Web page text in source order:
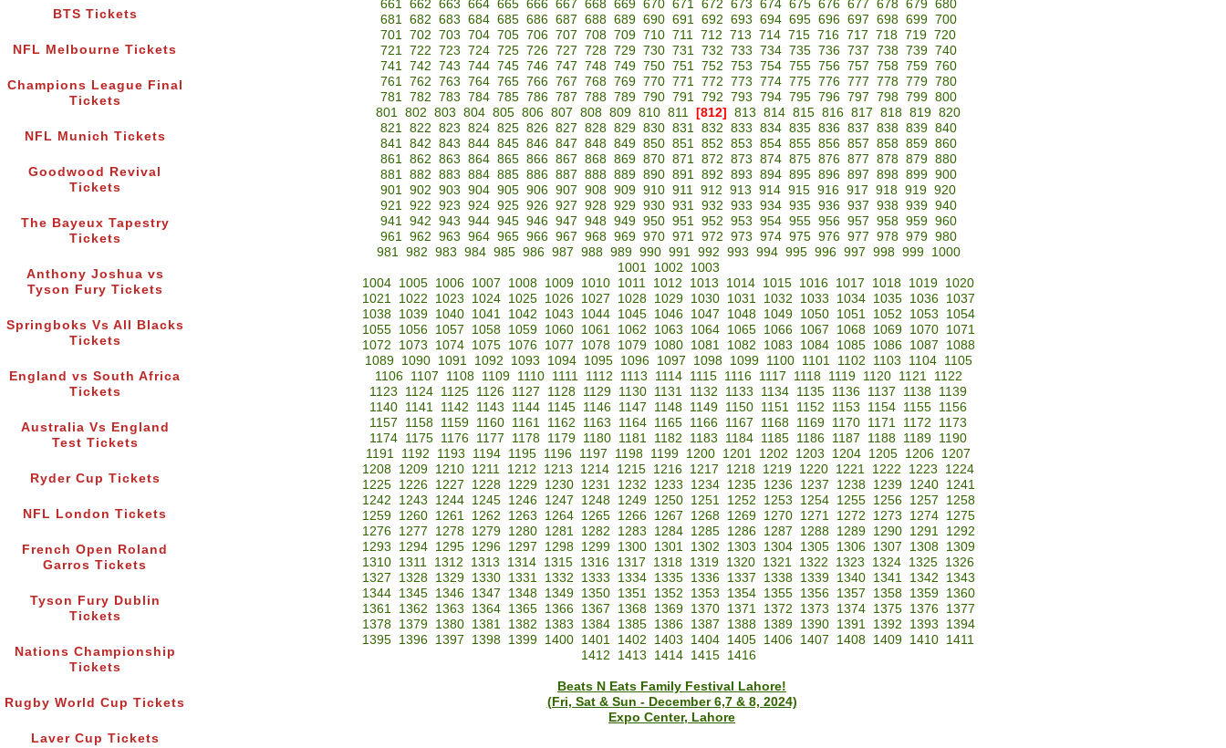
BTS Tickets
NFL Melbourne Tickets
Champions League Final
Tickets
NFL Munich Tickets
Goodwood Revival
Tickets
The Bayeux Tapestry
Tickets
Anthony Joshua vs
Tyson Fury Tickets
Springboks Vs All Blacks
Tickets
England vs South Africa
Tickets
Australia Vs England
Test Tickets
Ryder Cup Tickets
NFL London Tickets
French Open Roland
Garros Tickets
Tyson Fury Dublin
Tickets
Nations Championship
Tickets
Rugby World Cup Tickets
Laver Cup Tickets
661 662 663 664 665 666 667 668 669 670 671 672 673 674 675 676 677 678 679 680
681 682 683 684 685 686 687 688 689 690 691 692 693 694 695 696 697 698 699 700
701 702 703 704 705 706 707 708 709 710 711 712 713 714 715 716 717 718 719 720
721 722 723 724 725 726 727 728 729 730 731 732 733 734 735 736 737 738 739 740
741 742 743 744 745 746 747 748 749 750 751 752 753 754 755 756 757 758 759 760
761 762 763 764 765 766 767 768 769 770 771 772 773 774 775 776 777 778 779 780
781 782 783 784 785 786 787 788 789 790 791 792 793 794 795 796 797 798 799 800
801 802 803 804 805 806 807 808 809 810 811 [812] 813 814 815 816 817 818 819 820
821 822 823 824 825 826 827 828 829 830 831 832 833 834 835 836 837 838 839 840
841 842 843 844 845 846 847 848 849 850 851 852 853 854 855 856 857 858 859 860
861 862 863 864 865 866 867 868 869 870 871 872 873 874 875 876 877 878 879 880
881 882 883 884 885 886 887 888 889 890 891 892 893 894 895 896 897 898 899 900
901 902 903 904 905 906 907 908 909 910 911 912 913 914 915 916 917 918 919 920
921 922 923 924 925 926 927 928 929 930 931 932 933 934 935 936 937 938 939 940
941 942 943 944 945 946 947 948 949 950 951 952 953 954 955 956 957 958 959 960
961 962 963 964 965 966 967 968 969 970 971 972 973 974 975 976 977 978 979 980
981 982 983 984 985 986 987 988 989 990 991 992 993 994 995 996 997 998 999
1000
1001
1002
1003
1004 1005 1006 1007 1008 1009 1010 1011 1012 1013 1014 1015 1016 1017 1018 1019 1020
1021
1022 1023 1024 1025 1026 1027 1028 1029 1030 1031 1032 1033 1034 1035 1036
1037
1038
1039 1040 1041 1042 1043 1044 1045 1046 1047 1048 1049 1050 1051 1052 1053
1054
1055
1056 1057 1058 1059 1060 1061 1062 1063 1064 1065 1066 1067 1068 1069 1070
1071
1072
1073 1074 1075 1076 1077 1078 1079 1080 1081 1082 1083 1084 1085 1086 1087
1088
1089
1090 1091 1092 1093 1094 1095 1096 1097 1098 1099 1100 1101 1102 1103 1104
1105
1106
1107 1108 1109 1110 1111 1112 1113 1114 1115 1116 1117 1118 1119 1120 1121
1122
1123
1124 1125 1126 1127 1128 1129 1130 1131 1132 1133 1134 1135 1136 1137 1138 1139
1140 1141 1142 1143 1144 1145 1146 1147 1148 1149 1150 1151 1152 1153 1154 1155 1156
1157
1158 1159 1160 1161 1162 1163 1164 1165 1166 1167 1168 1169 1170 1171 1172
1173
1174 1175 1176 1177 1178 1179 1180 1181 1182 1183 1184 1185 1186 1187 1188 1189 1190
1191 1192 1193 1194 1195 1196 1197 1198 1199 1200 1201 1202 1203 1204 1205 1206 1207
1208 1209 1210 1211 1212 1213 1214 1215 1216 1217 1218 1219 1220 1221 1222 1223
1224
1225
1226 1227 1228 1229 1230 1231 1232 1233 1234 1235 1236 1237 1238 1239 1240
1241
1242
1243 1244 1245 1246 1247 1248 1249 1250 1251 1252 1253 1254 1255 1256 1257
1258
1259
1260 1261 1262 1263 1264 1265 1266 1267 1268 1269 1270 1271 1272 1273 1274
1275
1276
1277 1278 1279 1280 1281 1282 1283 1284 1285 1286 1287 1288 1289 1290 1291
1292
1293
1294 1295 1296 1297 1298 1299 1300 1301 1302 1303 1304 1305 1306 1307 1308
1309
1310 1311 1312 1313 1314 1315 1316 1317 1318 1319 1320 1321 1322 1323 1324 1325 1326
1327
1328 1329 1330 1331 1332 1333 1334 1335 1336 1337 1338 1339 1340 1341 1342
1343
1344
1345 1346 1347 1348 1349 1350 1351 1352 1353 1354 1355 1356 1357 1358 1359
1360
1361
1362 1363 1364 1365 1366 1367 1368 1369 1370 1371 1372 1373 1374 1375 1376
1377
1378
1379 1380 1381 1382 1383 1384 1385 1386 1387 1388 1389 1390 1391 1392 1393
1394
1395 1396 1397 1398 1399 1400 1401 1402 1403 1404 1405 1406 1407 1408 1409 1410 1411
1412
1413 1414 1415 1416
Beats N Eats Family Festival Lahore!
(Fri, Sat & Sun - December 6,7 & 8, 2024)
Expo Center, Lahore